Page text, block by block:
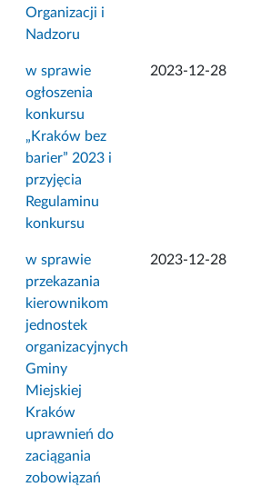
Organizacji i
Nadzoru
w sprawie
ogłoszenia
konkursu
„Kraków bez
barier” 2023 i
przyjęcia
Regulaminu
konkursu
2023-12-28
w sprawie
przekazania
kierownikom
jednostek
organizacyjnych
Gminy
Miejskiej
Kraków
uprawnień do
zaciągania
zobowiązań
2023-12-28